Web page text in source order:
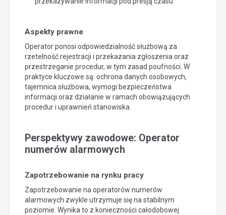
Aspekty prawne
Operator ponosi odpowiedzialność służbową za
rzetelność rejestracji i przekazania zgłoszenia oraz
przestrzeganie procedur, w tym zasad poufności. W
praktyce kluczowe są: ochrona danych osobowych,
tajemnica służbowa, wymogi bezpieczeństwa
informacji oraz działanie w ramach obowiązujących
procedur i uprawnień stanowiska.
Perspektywy zawodowe: Operator
numerów alarmowych
Zapotrzebowanie na rynku pracy
Zapotrzebowanie na operatorów numerów
alarmowych zwykle utrzymuje się na stabilnym
poziomie. Wynika to z konieczności całodobowej